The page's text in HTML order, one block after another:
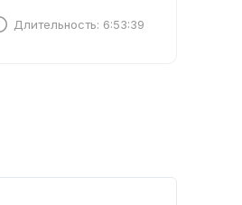
Длительность: 6:53:39